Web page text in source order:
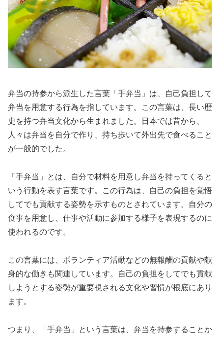
弁当の持参から派生した言葉「手弁当」は、自己負担して
弁当を用意する行為を指しています。この言葉は、長い歴
史を持つ弁当文化から生まれました。日本では昔から、
人々は弁当を自分で作り、持ち歩いて外出先で食べること
が一般的でした。
「手弁当」とは、自分で材料を用意し弁当を持ってくると
いう行動を表す言葉です。この行為は、自己の負担を覚悟
してでも貢献する姿勢を示すものとされています。自分の
食事を用意し、仕事や活動に参加する様子を表現するのに
使われるのです。
この言葉には、ボランティア活動などの無報酬の貢献や献
身的な働きも関連しています。自己の負担をしてでも貢献
しようとする姿勢が重要視される文化や習慣が根底にあり
ます。
つまり、「手弁当」という言葉は、弁当を持参することか